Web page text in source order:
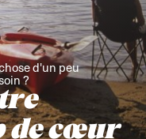
d'un peu
?
de cœur